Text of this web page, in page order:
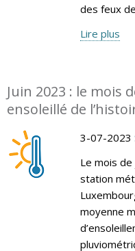
des feux
Lire plus
Juin 2023 : le mois
ensoleillé de
3-07-2023
Le mois de
station
moyenne